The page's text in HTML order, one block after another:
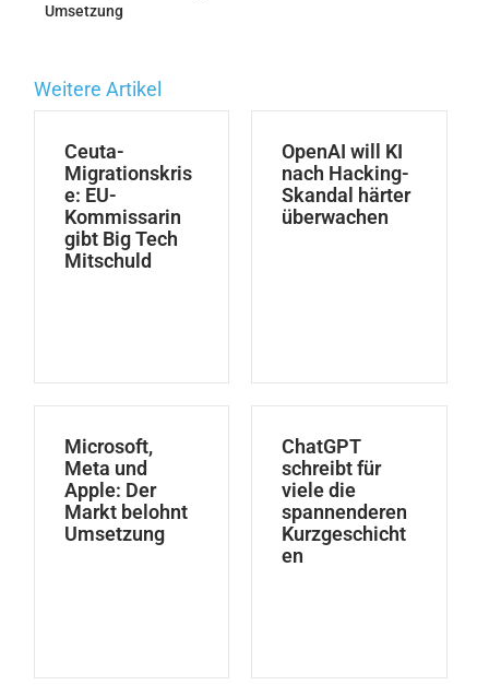
Umsetzung
Weitere Artikel
Ceuta-
Migrationskris
e: EU-
Kommissarin
gibt Big Tech
Mitschuld
OpenAI will KI
nach Hacking-
Skandal härter
überwachen
Microsoft,
Meta und
Apple: Der
Markt belohnt
Umsetzung
ChatGPT
schreibt für
viele die
spannenderen
Kurzgeschicht
en